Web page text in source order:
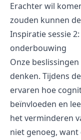
Erachter wil
zouden kunnen
Inspiratie sessie
onderbouwing
Onze
denken. Tijdens
ervaren hoe
beïnvloeden en
het verminderen
niet genoeg,